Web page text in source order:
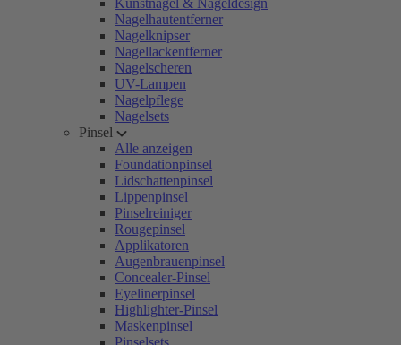
Kunstnägel & Nageldesign
Nagelhautentferner
Nagelknipser
Nagellackentferner
Nagelscheren
UV-Lampen
Nagelpflege
Nagelsets
Pinsel
Alle anzeigen
Foundationpinsel
Lidschattenpinsel
Lippenpinsel
Pinselreiniger
Rougepinsel
Applikatoren
Augenbrauenpinsel
Concealer-Pinsel
Eyelinerpinsel
Highlighter-Pinsel
Maskenpinsel
Pinselsets